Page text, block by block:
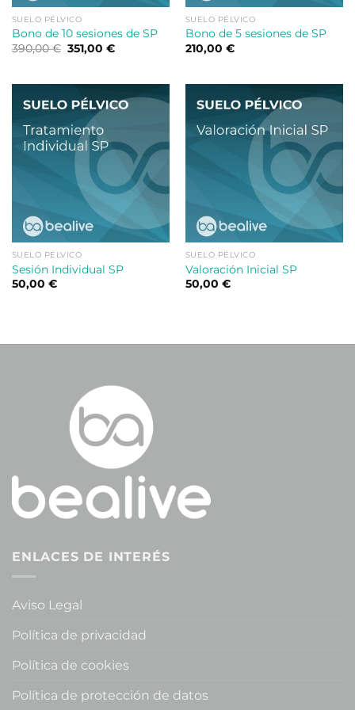
SUELO PÉLVICO
Bono de 10 sesiones de SP
390,00€ El
precio
351,00 €El
SUELO PÉLVICO
Bono de 5 sesiones de SP
210,00 €
SUELO PÉLVICO
Sesión Individual SP
50,00 €
SUELO PÉLVICO
Valoración Inicial SP
50,00 €
ENLACES DE INTERÉS
Aviso Legal
Política de privacidad
Política de cookies
Política de protección de datos